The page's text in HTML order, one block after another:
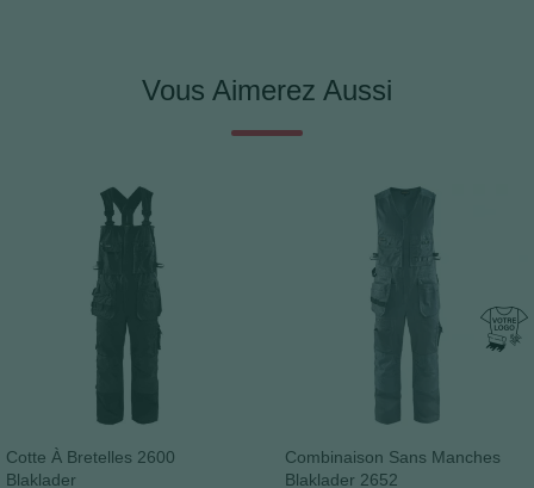
Vous Aimerez Aussi
Cotte À Bretelles 2600
Blaklader
Combinaison Sans Manches
Blaklader 2652